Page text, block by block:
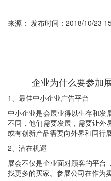
来源： 发布时间： 2018/10/23
企业为什么要参加
1 、最佳中小企业广告平台
中小企业是会展业得以生存和发
不同，他们需要发展，需要让外
或有创新产品需要向外界和同行
2、潜在机遇
展会不仅是企业面对顾客的平
找更多的买家。参展公司在作为